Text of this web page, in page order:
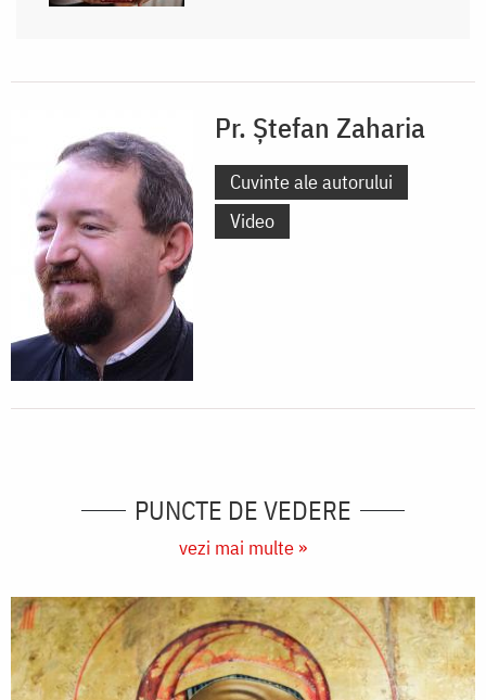
Pr. Ștefan Zaharia
Cuvinte ale autorului
Video
PUNCTE DE VEDERE
vezi mai multe »